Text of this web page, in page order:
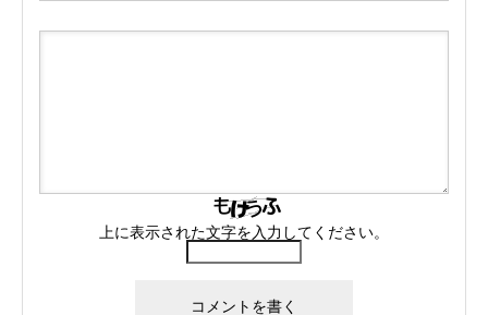
上に表示された文字を入力してください。